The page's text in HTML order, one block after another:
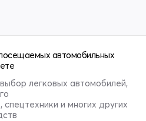
автомобильных
легковых автомобилей,
и многих других